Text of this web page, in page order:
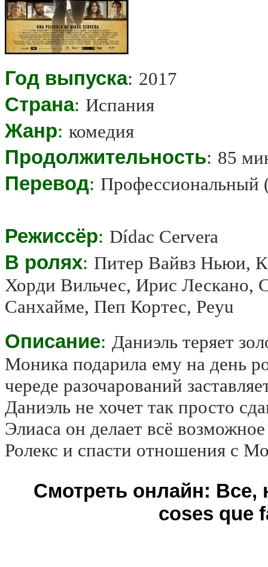
Год выпуска: 2017
Страна: Испания
Жанр: комедия
Продолжительность: 85
Перевод: Профессиональный
Режиссёр: Dídac Cervera
В ролях: Питер Вайвз Ньюи,
Хорди Вильчес, Ирис Лескано,
Санхайме, Пеп Кортес, Peyu
Описание: Даниэль теряет
Моника подарила ему на день
череде разочарований
Даниэль не хочет так просто
Элиаса он делает всё
Ролекс и спасти отношения с
Смотреть онлайн: Все,
coses que